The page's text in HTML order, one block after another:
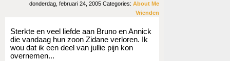
donderdag, februari 24, 2005 Categories: About Me
Vrienden
Sterkte en veel liefde aan Bruno en Annick
die vandaag hun zoon Zidane verloren. Ik
wou dat ik een deel van jullie pijn kon
overnemen...